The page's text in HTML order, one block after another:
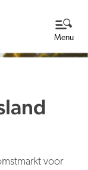
Menu
voor